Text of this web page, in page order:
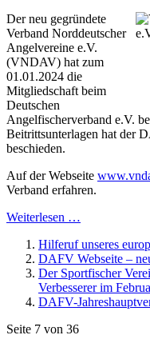
Der neu gegründete
Verband Norddeutscher
Angelvereine e.V.
(VNDAV) hat zum
01.01.2024 die
Mitgliedschaft beim
Deutschen
Angelfischerverband e.V.
Beitrittsunterlagen hat der
beschieden.
Auf der Webseite
Verband erfahren.
Weiterlesen …
Hilferuf unseres
DAFV Webseite –
Der Sportfischer
Verbesserer im
DAFV-
Seite 7 von 36